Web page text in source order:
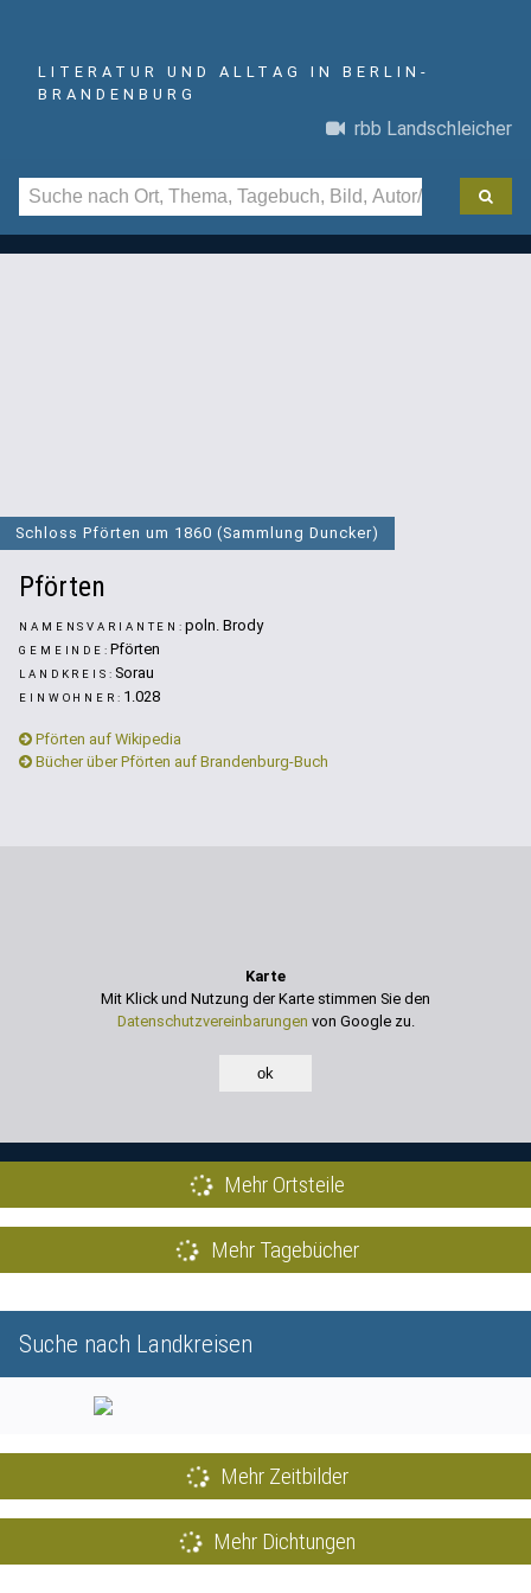
LITERATUR UND ALLTAG IN BERLIN-
BRANDENBURG
rbb Landschleicher
Schloss Pförten um 1860 (Sammlung Duncker)
Pförten
NAMENSVARIANTEN:poln. Brody
GEMEINDE: Pförten
LANDKREIS: Sorau
EINWOHNER: 1.028
Pförten auf Wikipedia
Bücher über Pförten auf Brandenburg-Buch
Karte
Mit Klick und Nutzung der Karte stimmen Sie den
Datenschutzvereinbarungen von Google zu.
ok
Mehr Ortsteile
Mehr Tagebücher
Suche nach Landkreisen
Mehr Zeitbilder
Mehr Dichtungen